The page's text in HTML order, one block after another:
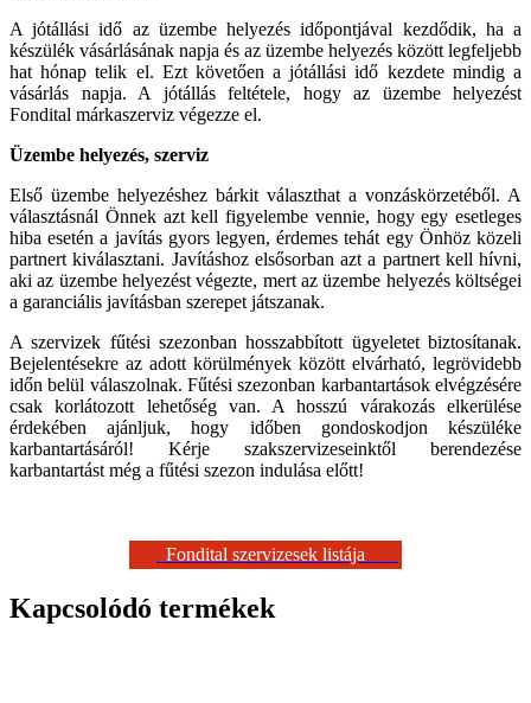
A jótállási idő az üzembe helyezés időpontjával kezdődik, ha a
készülék vásárlásának napja és az üzembe helyezés között legfeljebb
hat hónap telik el. Ezt követően a jótállási idő kezdete mindig a
vásárlás napja. A jótállás feltétele, hogy az üzembe helyezést
Fondital márkaszerviz végezze el.
Üzembe helyezés, szerviz
Első üzembe helyezéshez bárkit választhat a vonzáskörzetéből. A
választásnál Önnek azt kell figyelembe vennie, hogy egy esetleges
hiba esetén a javítás gyors legyen, érdemes tehát egy Önhöz közeli
partnert kiválasztani. Javításhoz elsősorban azt a partnert kell hívni,
aki az üzembe helyezést végezte, mert az üzembe helyezés költségei
a garanciális javításban szerepet játszanak.
A szervizek fűtési szezonban hosszabbított ügyeletet biztosítanak.
Bejelentésekre az adott körülmények között elvárható, legrövidebb
időn belül válaszolnak. Fűtési szezonban karbantartások elvégzésére
csak korlátozott lehetőség van. A hosszú várakozás elkerülése
érdekében ajánljuk, hogy időben gondoskodjon készüléke
karbantartásáról! Kérje szakszervizeseinktől berendezése
karbantartást még a fűtési szezon indulása előtt!
Fondital szervizesek listája
Kapcsolódó termékek